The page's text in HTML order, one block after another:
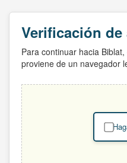
Verificación de
Para continuar hacia
proviene de un navegador